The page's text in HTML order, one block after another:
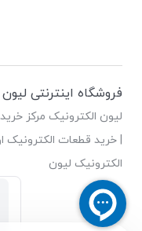
فروشگاه اینترنتی
لیون الکترونیک مرکز
| خرید قطعات الکترونیک
الکترونیک لیون